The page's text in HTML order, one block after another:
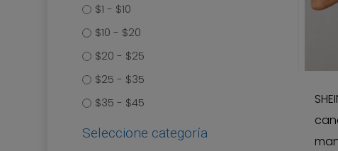
$1 - $10
$10 - $20
$20 - $25
$25 - $35
$35 - $45
Seleccione categoría